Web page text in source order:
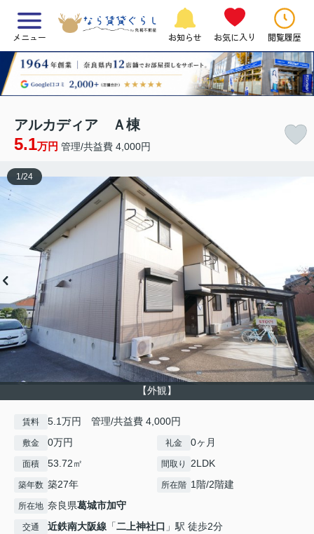
メニュー お知らせ お気に入り 閲覧履歴
アルカディア Ａ棟
5.1万円 管理/共益費 4,000円
【外観】
1/24
賃料 5.1万円 管理/共益費 4,000円
敷金 0万円 礼金 0ヶ月
面積 53.72㎡ 間取り 2LDK
築年数 築27年 所在階 1階/2階建
所在地 奈良県葛城市加守
交通 近鉄南大阪線 「二上神社口 」駅 徒歩2分